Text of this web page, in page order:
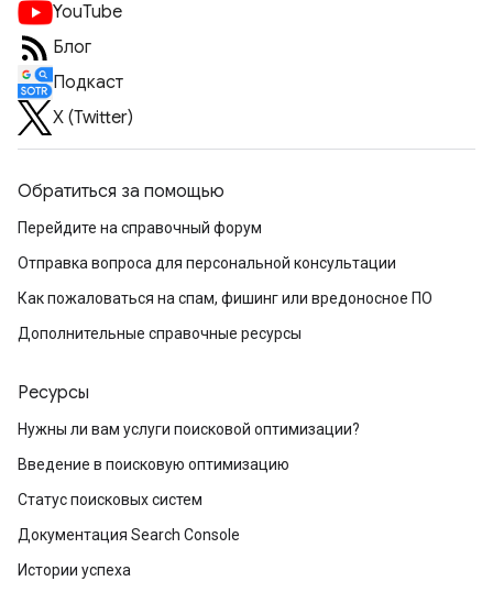
YouTube
Блог
Подкаст
X (Twitter)
Обратиться за помощью
Перейдите на справочный форум
Отправка вопроса для персональной консультации
Как пожаловаться на спам, фишинг или вредоносное ПО
Дополнительные справочные ресурсы
Ресурсы
Нужны ли вам услуги поисковой оптимизации?
Введение в поисковую оптимизацию
Статус поисковых систем
Документация Search Console
Истории успеха